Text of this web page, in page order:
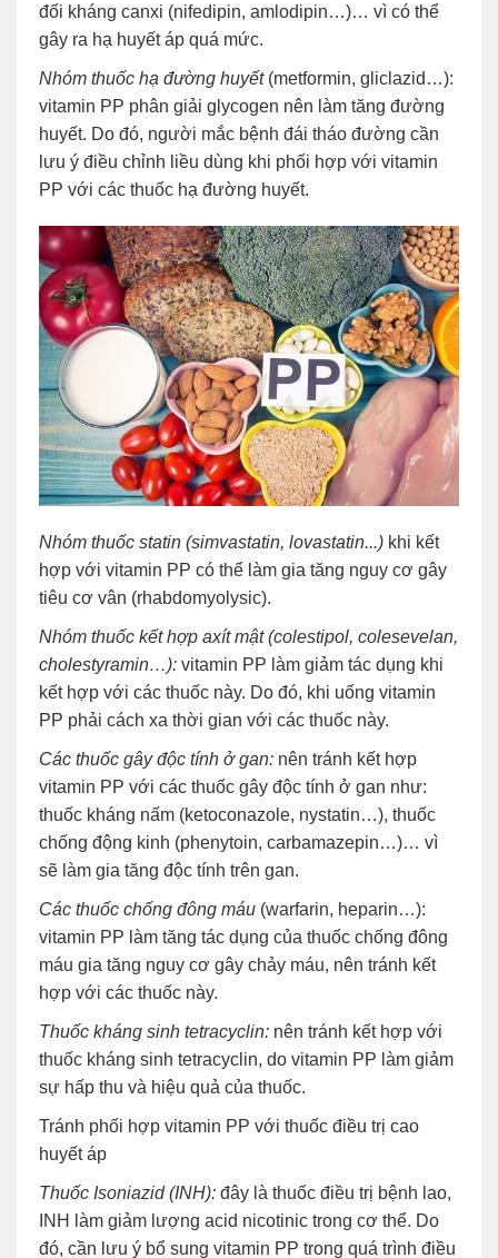
đối kháng canxi (nifedipin, amlodipin…)… vì có thể
gây ra hạ huyết áp quá mức.
Nhóm thuốc hạ đường huyết (metformin, gliclazid…):
vitamin PP phân giải glycogen nên làm tăng đường
huyết. Do đó, người mắc bệnh đái tháo đường cần
lưu ý điều chỉnh liều dùng khi phối hợp với vitamin
PP với các thuốc hạ đường huyết.
Nhóm thuốc statin (simvastatin, lovastatin...) khi kết
hợp với vitamin PP có thể làm gia tăng nguy cơ gây
tiêu cơ vân (rhabdomyolysic).
Nhóm thuốc kết hợp axít mật (colestipol, colesevelan,
cholestyramin…): vitamin PP làm giảm tác dụng khi
kết hợp với các thuốc này. Do đó, khi uống vitamin
PP phải cách xa thời gian với các thuốc này.
Các thuốc gây độc tính ở gan: nên tránh kết hợp
vitamin PP với các thuốc gây độc tính ở gan như:
thuốc kháng nấm (ketoconazole, nystatin…), thuốc
chống động kinh (phenytoin, carbamazepin…)… vì
sẽ làm gia tăng độc tính trên gan.
Các thuốc chống đông máu (warfarin, heparin…):
vitamin PP làm tăng tác dụng của thuốc chống đông
máu gia tăng nguy cơ gây chảy máu, nên tránh kết
hợp với các thuốc này.
Thuốc kháng sinh tetracyclin: nên tránh kết hợp với
thuốc kháng sinh tetracyclin, do vitamin PP làm giảm
sự hấp thu và hiệu quả của thuốc.
Tránh phối hợp vitamin PP với thuốc điều trị cao
huyết áp
Thuốc Isoniazid (INH): đây là thuốc điều trị bệnh lao,
INH làm giảm lượng acid nicotinic trong cơ thể. Do
đó, cần lưu ý bổ sung vitamin PP trong quá trình điều